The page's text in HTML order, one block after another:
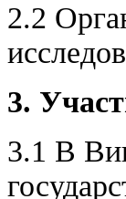
2.2
3.
3.1 В